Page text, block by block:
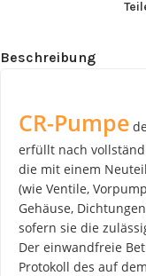
Beschreibung
CR-Pumpe
erfüllt nach
die mit einem
(wie Ventile,
Gehäuse,
sofern sie die
Der einwandfreie
Protokoll des auf